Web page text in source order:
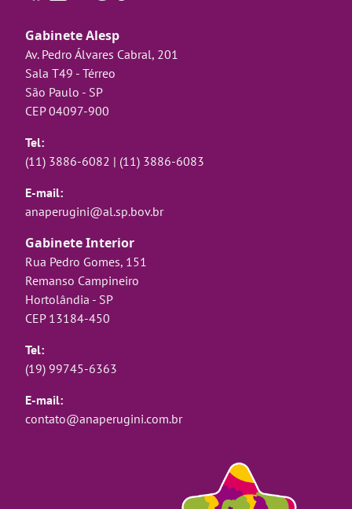
Gabinete Alesp
Av. Pedro Álvares Cabral, 201
Sala T49 - Térreo
São Paulo - SP
CEP 04097-900
Tel:
(11) 3886-6082 | (11) 3886-6083
E-mail:
anaperugini@al.sp.bov.br
Gabinete Interior
Rua Pedro Gomes, 151
Remanso Campineiro
Hortolândia - SP
CEP 13184-450
Tel:
(19) 99745-6363
E-mail:
contato@anaperugini.com.br